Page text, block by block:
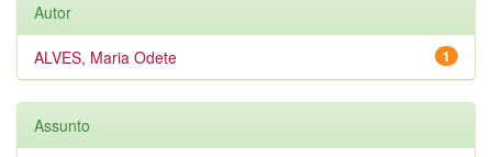
Autor
1
ALVES, Maria Odete
Assunto